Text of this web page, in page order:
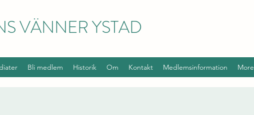
VÄNNER YSTAD
Bli medlem Historik Om Kontakt Medlemsinformation More